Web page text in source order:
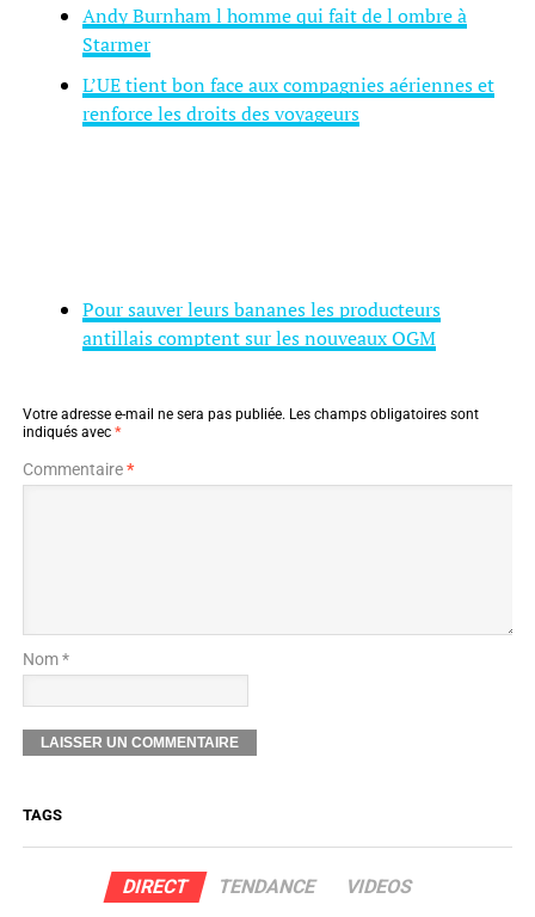
Andy Burnham l homme qui fait de l ombre à
Starmer
L’UE tient bon face aux compagnies aériennes et
renforce les droits des voyageurs
Pour sauver leurs bananes les producteurs
antillais comptent sur les nouveaux OGM
Votre adresse e-mail ne sera pas publiée. Les champs obligatoires sont
indiqués avec *
Commentaire*
Nom *
TAGS
DIRECT TENDANCE VIDEOS